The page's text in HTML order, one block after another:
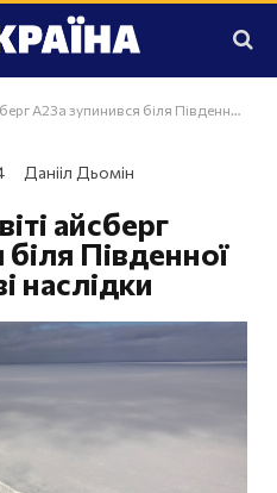
біля Південної Георгії: можливі наслідки
Данііл Дьомін
айсберг
Південної
наслідки